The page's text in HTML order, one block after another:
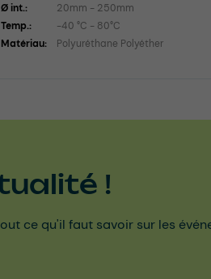
Ø int.:
20mm - 250mm
Temp.:
-40 °C - 80°C
Matériau:
Polyuréthane Polyéther
!
ce qu'il faut savoir sur les